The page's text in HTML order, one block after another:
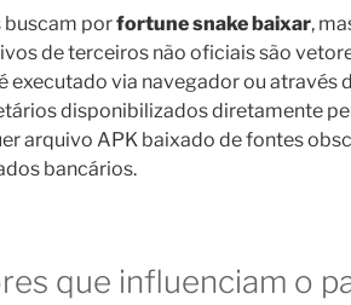
buscam porfortune snake baixar,
de terceiros não oficiais são
executado via navegador ou através
disponibilizados diretamente
arquivo APK baixado de fontes
bancários.
que influenciam o